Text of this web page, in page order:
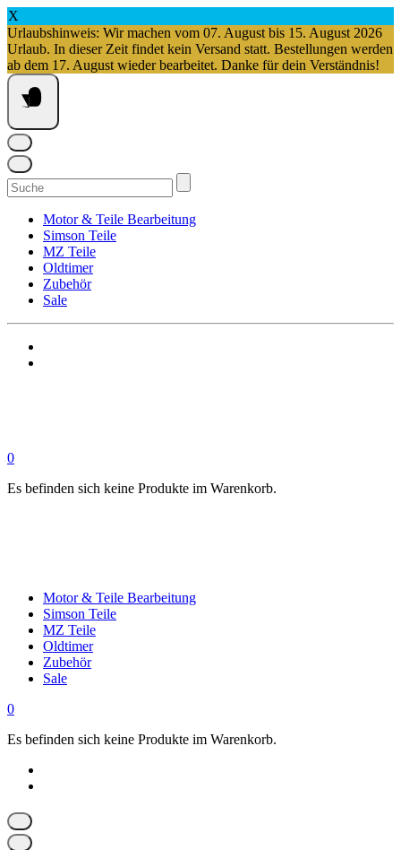
X
Urlaubshinweis: Wir machen vom 07. August bis 15. August 2026
Urlaub. In dieser Zeit findet kein Versand statt. Bestellungen werden
ab dem 17. August wieder bearbeitet. Danke für dein Verständnis!
Springe
zum
Inhalt
Suchen
nach:
Motor & Teile Bearbeitung
Simson Teile
MZ Teile
Oldtimer
Zubehör
Sale
0
Es befinden sich keine Produkte im Warenkorb.
Motor & Teile Bearbeitung
Simson Teile
MZ Teile
Oldtimer
Zubehör
Sale
0
Es befinden sich keine Produkte im Warenkorb.